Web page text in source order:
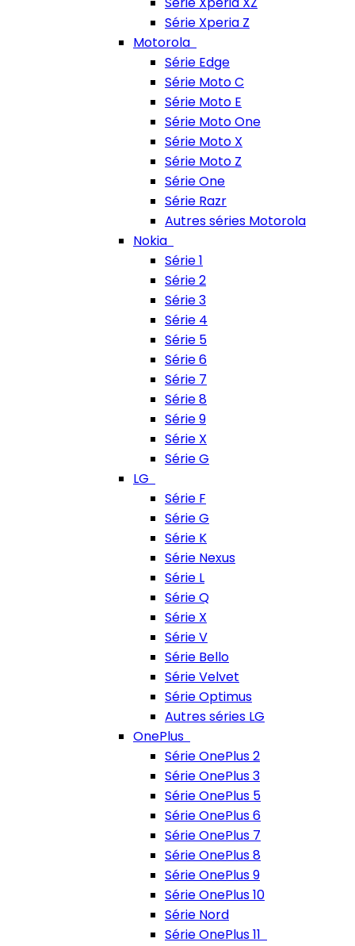
Série Xperia Z
Motorola
Série Edge
Série Moto C
Série Moto E
Série Moto One
Série Moto X
Série Moto Z
Série One
Série Razr
Autres séries Motorola
Nokia
Série 1
Série 2
Série 3
Série 4
Série 5
Série 6
Série 7
Série 8
Série 9
Série X
Série G
LG
Série F
Série G
Série K
Série Nexus
Série L
Série Q
Série X
Série V
Série Bello
Série Velvet
Série Optimus
Autres séries LG
OnePlus
Série OnePlus 2
Série OnePlus 3
Série OnePlus 5
Série OnePlus 6
Série OnePlus 7
Série OnePlus 8
Série OnePlus 9
Série OnePlus 10
Série Nord
Série OnePlus 11